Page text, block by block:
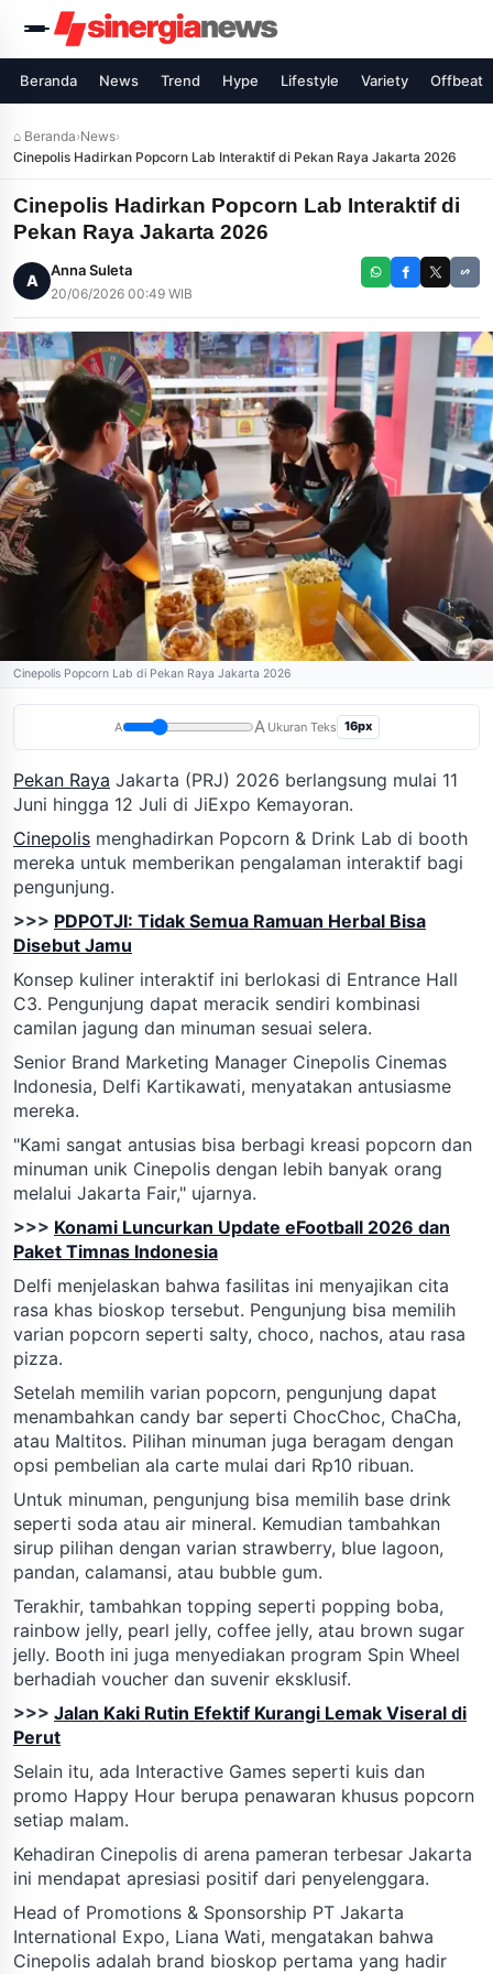
Beranda News Trend Hype Lifestyle Variety Offbeat
⌂ Beranda›News›
Cinepolis Hadirkan Popcorn Lab Interaktif di Pekan Raya Jakarta 2026
Cinepolis Hadirkan Popcorn Lab Interaktif di
Pekan Raya Jakarta 2026
A
Anna Suleta
20/06/2026 00:49 WIB
Cinepolis Popcorn Lab di Pekan Raya Jakarta 2026
A A Ukuran Teks 16px
Pekan Raya Jakarta (PRJ) 2026 berlangsung mulai 11
Juni hingga 12 Juli di JiExpo Kemayoran.
Cinepolis menghadirkan Popcorn & Drink Lab di booth
mereka untuk memberikan pengalaman interaktif bagi
pengunjung.
>>> PDPOTJI: Tidak Semua Ramuan Herbal Bisa
Disebut Jamu
Konsep kuliner interaktif ini berlokasi di Entrance Hall
C3. Pengunjung dapat meracik sendiri kombinasi
camilan jagung dan minuman sesuai selera.
Senior Brand Marketing Manager Cinepolis Cinemas
Indonesia, Delfi Kartikawati, menyatakan antusiasme
mereka.
"Kami sangat antusias bisa berbagi kreasi popcorn dan
minuman unik Cinepolis dengan lebih banyak orang
melalui Jakarta Fair," ujarnya.
>>> Konami Luncurkan Update eFootball 2026 dan
Paket Timnas Indonesia
Delfi menjelaskan bahwa fasilitas ini menyajikan cita
rasa khas bioskop tersebut. Pengunjung bisa memilih
varian popcorn seperti salty, choco, nachos, atau rasa
pizza.
Setelah memilih varian popcorn, pengunjung dapat
menambahkan candy bar seperti ChocChoc, ChaCha,
atau Maltitos. Pilihan minuman juga beragam dengan
opsi pembelian ala carte mulai dari Rp10 ribuan.
Untuk minuman, pengunjung bisa memilih base drink
seperti soda atau air mineral. Kemudian tambahkan
sirup pilihan dengan varian strawberry, blue lagoon,
pandan, calamansi, atau bubble gum.
Terakhir, tambahkan topping seperti popping boba,
rainbow jelly, pearl jelly, coffee jelly, atau brown sugar
jelly. Booth ini juga menyediakan program Spin Wheel
berhadiah voucher dan suvenir eksklusif.
>>> Jalan Kaki Rutin Efektif Kurangi Lemak Viseral di
Perut
Selain itu, ada Interactive Games seperti kuis dan
promo Happy Hour berupa penawaran khusus popcorn
setiap malam.
Kehadiran Cinepolis di arena pameran terbesar Jakarta
ini mendapat apresiasi positif dari penyelenggara.
Head of Promotions & Sponsorship PT Jakarta
International Expo, Liana Wati, mengatakan bahwa
Cinepolis adalah brand bioskop pertama yang hadir